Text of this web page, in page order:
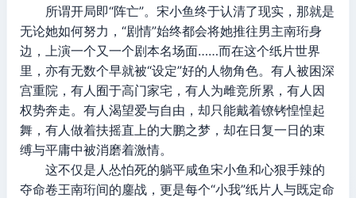
所谓开局即“阵亡”。宋小鱼终于认清了现实，那就是
无论她如何努力，“剧情”始终都会将她推往男主南珩身
边，上演一个又一个剧本名场面……而在这个纸片世界
里，亦有无数个早就被“设定”好的人物角色。有人被困深
宫重院，有人囿于高门家宅，有人为雌竞所累，有人因
权势奔走。有人渴望爱与自由，却只能戴着镣铐惶惶起
舞，有人做着扶摇直上的大鹏之梦，却在日复一日的束
缚与平庸中被消磨着激情。
这不仅是人怂怕死的躺平咸鱼宋小鱼和心狠手辣的
夺命卷王南珩间的鏖战，更是每个“小我”纸片人与既定命